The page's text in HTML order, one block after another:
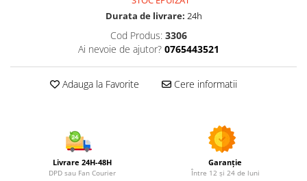
Semanatori manuale
Tocatori vegetatie
Zdrobitori
Plug de scos cartofi
Durata de livrare: 24h
Cod Produs: 3306
Ai nevoie de ajutor? 0765443521
Adauga la Favorite Cere informatii
Livrare 24H-48H
DPD sau Fan Courier
Garanție
Între 12 și 24 de luni